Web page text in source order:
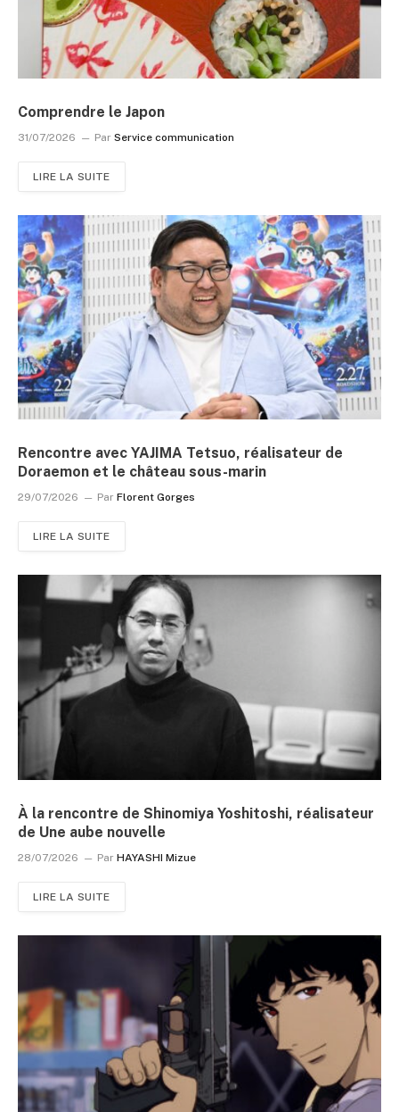
Comprendre le Japon
31/07/2026 Par Service communication
LIRE LA SUITE
Rencontre avec YAJIMA Tetsuo, réalisateur de
Doraemon et le château sous-marin
29/07/2026 Par Florent Gorges
LIRE LA SUITE
À la rencontre de Shinomiya Yoshitoshi, réalisateur
de Une aube nouvelle
28/07/2026 Par HAYASHI Mizue
LIRE LA SUITE